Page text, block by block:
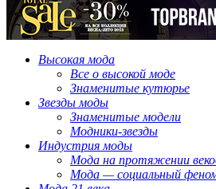
Высокая мода
Все о высокой моде
Знаменитые кутюрье
Звезды моды
Знаменитые модели
Модники-звезды
Индустрия моды
Мода на протяжении
Мода — социальный